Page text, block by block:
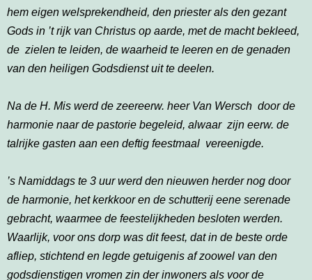
hem eigen welsprekendheid, den priester als den gezant
Gods in ’t rijk van Christus op aarde, met de macht bekleed,
de zielen te leiden, de waarheid te leeren en de genaden
van den heiligen Godsdienst uit te deelen.
Na de H. Mis werd de zeereerw. heer Van Wersch door de
harmonie naar de pastorie begeleid, alwaar zijn eerw. de
talrijke gasten aan een deftig feestmaal vereenigde.
’s Namiddags te 3 uur werd den nieuwen herder nog door
de harmonie, het kerkkoor en de schutterij eene serenade
gebracht, waarmee de feestelijkheden besloten werden.
Waarlijk, voor ons dorp was dit feest, dat in de beste orde
afliep, stichtend en legde getuigenis af zoowel van den
godsdienstigen vromen zin der inwoners als voor de